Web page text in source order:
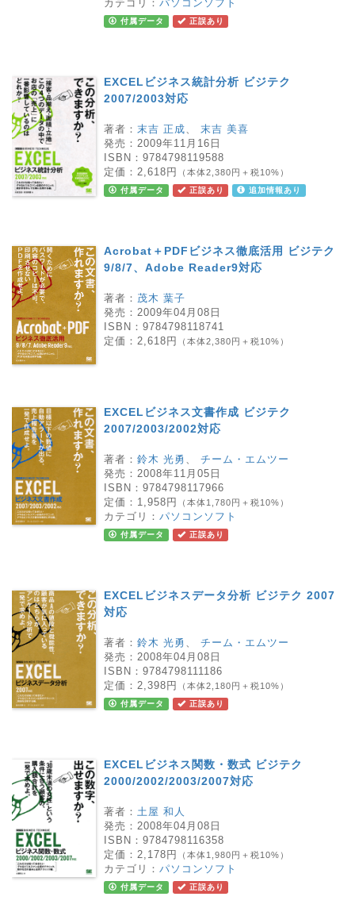
カテゴリ： パソコンソフト
付属データ 正誤あり
EXCELビジネス統計分析 ビジテク
2007/2003対応
著者： 末吉 正成
末吉 美喜
発売： 2009年11月16日
ISBN： 9784798119588
定価： 2,618円 （本体2,380円＋税10%）
付属データ 正誤あり 追加情報あり
Acrobat＋PDFビジネス徹底活用 ビジテク
9/8/7、Adobe Reader9対応
著者： 茂木 葉子
発売： 2009年04月08日
ISBN： 9784798118741
定価： 2,618円 （本体2,380円＋税10%）
EXCELビジネス文書作成 ビジテク
2007/2003/2002対応
著者： 鈴木 光勇 、 チーム・エムツー
発売： 2008年11月05日
ISBN： 9784798117966
定価： 1,958円 （本体1,780円＋税10%）
カテゴリ： パソコンソフト
付属データ 正誤あり
EXCELビジネスデータ分析 ビジテク 2007
対応
著者： 鈴木 光勇 、 チーム・エムツー
発売： 2008年04月08日
ISBN： 9784798111186
定価： 2,398円 （本体2,180円＋税10%）
付属データ 正誤あり
EXCELビジネス関数・数式 ビジテク
2000/2002/2003/2007対応
著者： 土屋 和人
発売： 2008年04月08日
ISBN： 9784798116358
定価： 2,178円 （本体1,980円＋税10%）
カテゴリ： パソコンソフト
付属データ 正誤あり